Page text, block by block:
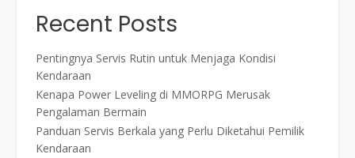
Recent Posts
Pentingnya Servis Rutin untuk Menjaga Kondisi
Kendaraan
Kenapa Power Leveling di MMORPG Merusak
Pengalaman Bermain
Panduan Servis Berkala yang Perlu Diketahui Pemilik
Kendaraan